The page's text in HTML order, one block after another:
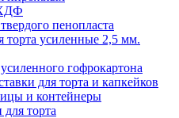
пенопласта
торта усиленные 2,5 мм.
гофрокартона
для торта и капкейков
и контейнеры
торта